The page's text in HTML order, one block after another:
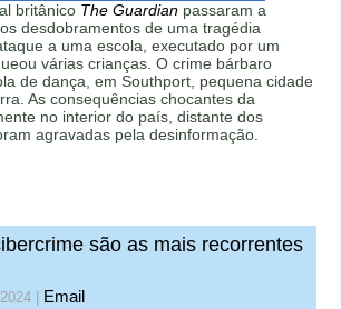
britânico The Guardian passaram a
desdobramentos de uma tragédia
a uma escola, executado por um
várias crianças. O crime bárbaro
de dança, em Southport, pequena cidade
As consequências chocantes da
no interior do país, distante dos
agravadas pela desinformação.
são as mais recorrentes
Email